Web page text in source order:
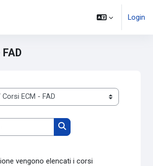
Login
Cerca corsi
vengono elencati i corsi